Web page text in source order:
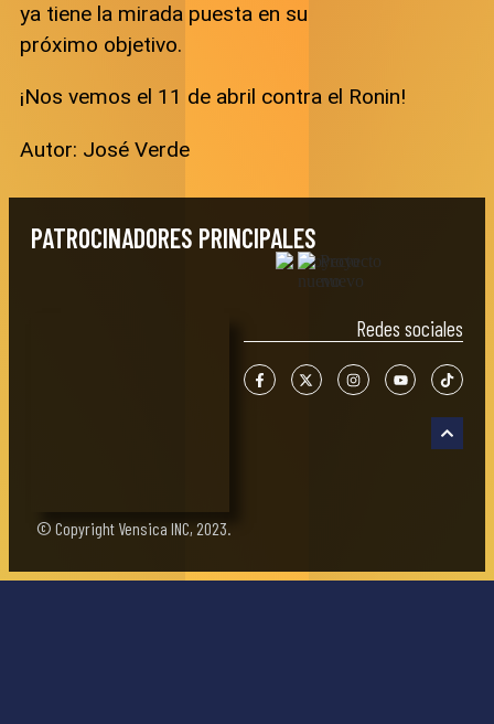
ya tiene la mirada puesta en su
próximo objetivo.
¡Nos vemos el 11 de abril contra el Ronin!
Autor: José Verde
PATROCINADORES PRINCIPALES
Redes sociales
© Copyright Vensica INC, 2023.